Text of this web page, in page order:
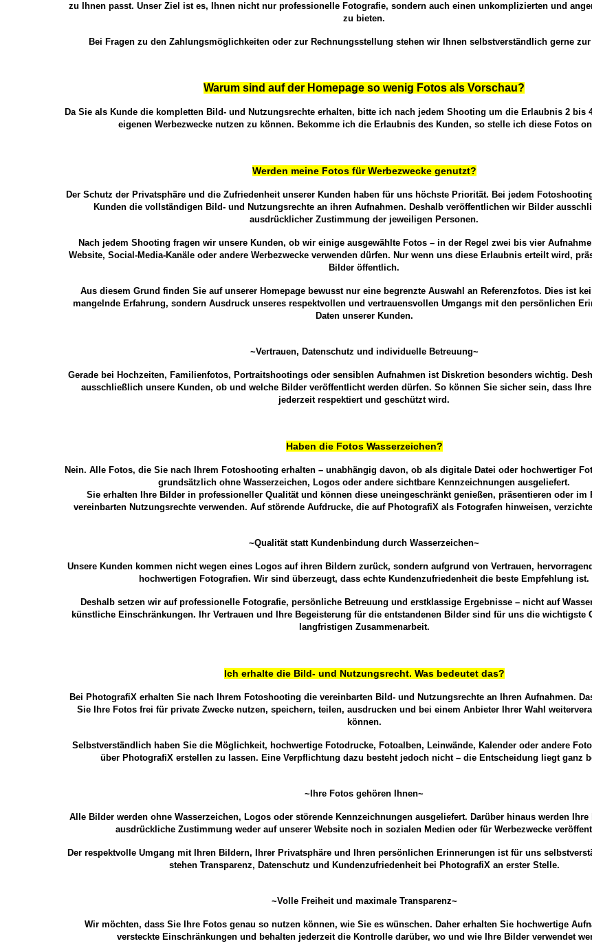
zu Ihnen passt. Unser Ziel ist es, Ihnen nicht nur professionelle Fotografie, sondern auch einen unkomplizierten und
zu bieten.
Bei Fragen zu den Zahlungsmöglichkeiten oder zur Rechnungsstellung stehen wir Ihnen selbstverständlich gerne
Warum sind auf der Homepage so wenig Fotos als Vorschau?
Da Sie als Kunde die kompletten Bild- und Nutzungsrechte erhalten, bitte ich nach jedem Shooting um die Erlaubnis 2 bis
eigenen Werbezwecke nutzen zu können. Bekomme ich die Erlaubnis des Kunden, so stelle ich diese Fotos
Werden meine Fotos für Werbezwecke genutzt?
Der Schutz der Privatsphäre und die Zufriedenheit unserer Kunden haben für uns höchste Priorität. Bei jedem
Kunden die vollständigen Bild- und Nutzungsrechte an ihren Aufnahmen. Deshalb veröffentlichen wir Bilder
ausdrücklicher Zustimmung der jeweiligen Personen.
Nach jedem Shooting fragen wir unsere Kunden, ob wir einige ausgewählte Fotos – in der Regel zwei bis vier
Website, Social-Media-Kanäle oder andere Werbezwecke verwenden dürfen. Nur wenn uns diese Erlaubnis erteilt wird,
Bilder öffentlich.
Aus diesem Grund finden Sie auf unserer Homepage bewusst nur eine begrenzte Auswahl an Referenzfotos. Dies ist
mangelnde Erfahrung, sondern Ausdruck unseres respektvollen und vertrauensvollen Umgangs mit den persönlichen
Daten unserer Kunden.
~Vertrauen, Datenschutz und individuelle Betreuung~
Gerade bei Hochzeiten, Familienfotos, Portraitshootings oder sensiblen Aufnahmen ist Diskretion besonders wichtig.
ausschließlich unsere Kunden, ob und welche Bilder veröffentlicht werden dürfen. So können Sie sicher sein, dass
jederzeit respektiert und geschützt wird.
Haben die Fotos Wasserzeichen?
Nein. Alle Fotos, die Sie nach Ihrem Fotoshooting erhalten – unabhängig davon, ob als digitale Datei oder hochwertiger
grundsätzlich ohne Wasserzeichen, Logos oder andere sichtbare Kennzeichnungen ausgeliefert.
Sie erhalten Ihre Bilder in professioneller Qualität und können diese uneingeschränkt genießen, präsentieren oder im
vereinbarten Nutzungsrechte verwenden. Auf störende Aufdrucke, die auf PhotografiX als Fotografen hinweisen,
~Qualität statt Kundenbindung durch Wasserzeichen~
Unsere Kunden kommen nicht wegen eines Logos auf ihren Bildern zurück, sondern aufgrund von Vertrauen,
hochwertigen Fotografien. Wir sind überzeugt, dass echte Kundenzufriedenheit die beste Empfehlung ist.
Deshalb setzen wir auf professionelle Fotografie, persönliche Betreuung und erstklassige Ergebnisse – nicht auf
künstliche Einschränkungen. Ihr Vertrauen und Ihre Begeisterung für die entstandenen Bilder sind für uns die wichtigste
langfristigen Zusammenarbeit.
Ich erhalte die Bild- und Nutzungsrecht. Was bedeutet das?
Bei PhotografiX erhalten Sie nach Ihrem Fotoshooting die vereinbarten Bild- und Nutzungsrechte an Ihren Aufnahmen.
Sie Ihre Fotos frei für private Zwecke nutzen, speichern, teilen, ausdrucken und bei einem Anbieter Ihrer Wahl
können.
Selbstverständlich haben Sie die Möglichkeit, hochwertige Fotodrucke, Fotoalben, Leinwände, Kalender oder andere
über PhotografiX erstellen zu lassen. Eine Verpflichtung dazu besteht jedoch nicht – die Entscheidung liegt ganz
~Ihre Fotos gehören Ihnen~
Alle Bilder werden ohne Wasserzeichen, Logos oder störende Kennzeichnungen ausgeliefert. Darüber hinaus werden Ihre
ausdrückliche Zustimmung weder auf unserer Website noch in sozialen Medien oder für Werbezwecke
Der respektvolle Umgang mit Ihren Bildern, Ihrer Privatsphäre und Ihren persönlichen Erinnerungen ist für uns
stehen Transparenz, Datenschutz und Kundenzufriedenheit bei PhotografiX an erster Stelle.
~Volle Freiheit und maximale Transparenz~
Wir möchten, dass Sie Ihre Fotos genau so nutzen können, wie Sie es wünschen. Daher erhalten Sie hochwertige
versteckte Einschränkungen und behalten jederzeit die Kontrolle darüber, wo und wie Ihre Bilder verwendet